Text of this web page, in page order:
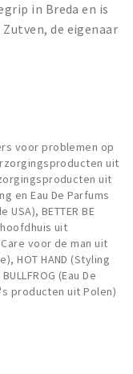
in Breda en is
de eigenaar
voor problemen op
uit
uit
en Eau De Parfums
BETTER BE
uit
Care voor de man uit
HOT HAND (Styling
(Eau De
producten uit Polen)